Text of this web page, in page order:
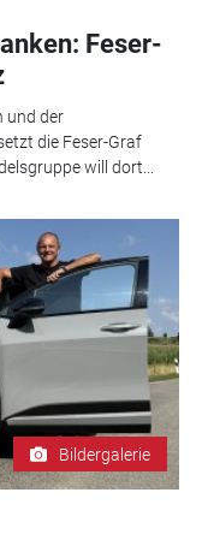
Feser-
und der
die Feser-Graf
will dort...
Bildergalerie